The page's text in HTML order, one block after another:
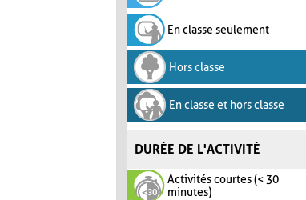
En classe seulement
Hors classe
En classe et hors classe
DURÉE DE L'ACTIVITÉ
Activités courtes (< 30
minutes)